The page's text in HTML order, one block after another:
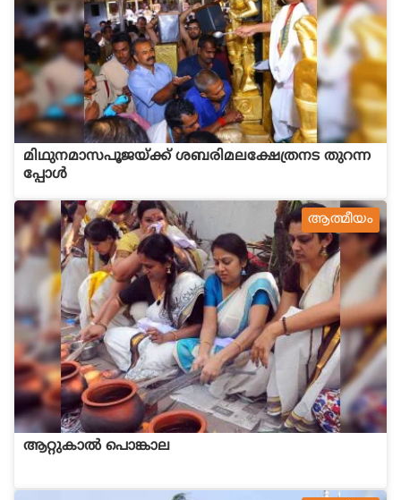
മിഥുനമാസപൂജയ്ക്ക് ശബരിമലക്ഷേത്രനട തുറന്ന
പ്പോള്‍
ആത്മീയം
ആറ്റുകാല്‍ പൊങ്കാല